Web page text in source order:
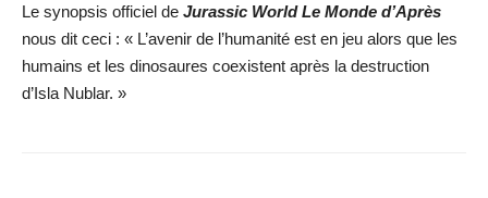
Le synopsis officiel de Jurassic World Le Monde d’Après
nous dit ceci : « L’avenir de l’humanité est en jeu alors que les
humains et les dinosaures coexistent après la destruction
d’Isla Nublar. »